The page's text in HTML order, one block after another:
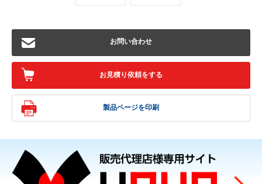
お問い合わせ
お見積り依頼をする
製品ページを印刷